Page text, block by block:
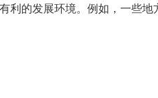
利的发展环境。例如，一些